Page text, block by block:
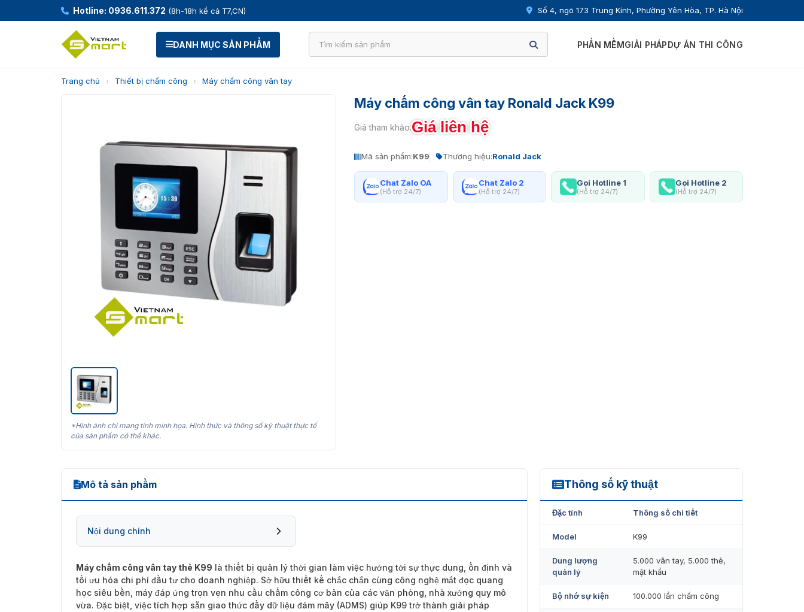
Hotline: 0936.611.372 (8h-18h kể cả T7,CN) Số 4, ngõ 173 Trung Kính, Phường Yên Hòa, TP. Hà Nội
DANH MỤC SẢN PHẨM PHẦN MỀMGIẢI PHÁPDỰ ÁN THI CÔNG
Trang chủ › Thiết bị chấm công › Máy chấm công vân tay
*Hình ảnh chỉ mang tính minh họa. Hình thức và thông số kỹ thuật thực tế
của sản phẩm có thể khác.
Máy chấm công vân tay Ronald Jack K99
Giá tham khảo:Giá liên hệ
Mã sản phẩm:K99 Thương hiệu:Ronald Jack
Chat Zalo OA
(Hỗ trợ 24/7)
Chat Zalo 2
(Hỗ trợ 24/7)
Gọi Hotline 1
(Hỗ trợ 24/7)
Gọi Hotline 2
(Hỗ trợ 24/7)
Mô tả sản phẩm
Nội dung chính
Máy chấm công vân tay thẻ K99 là thiết bị quản lý thời gian làm việc hướng tới sự thực dụng, ổn định và
tối ưu hóa chi phí đầu tư cho doanh nghiệp. Sở hữu thiết kế chắc chắn cùng công nghệ mắt đọc quang
học siêu bền, máy đáp ứng trọn vẹn nhu cầu chấm công cơ bản của các văn phòng, nhà xưởng quy mô
vừa. Đặc biệt, việc tích hợp sẵn giao thức đẩy dữ liệu đám mây (ADMS) giúp K99 trở thành giải pháp
Thông số kỹ thuật
K99
Đặc tính Thông số chi tiết
Model K99
Dung lượng
quản lý
5.000 vân tay, 5.000 thẻ,
mật khẩu
Bộ nhớ sự kiện 100.000 lần chấm công